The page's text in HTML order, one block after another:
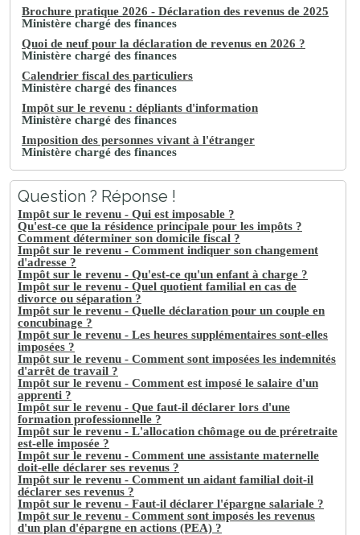
Brochure pratique 2026 - Déclaration des revenus de 2025
Ministère chargé des finances
Quoi de neuf pour la déclaration de revenus en 2026 ?
Ministère chargé des finances
Calendrier fiscal des particuliers
Ministère chargé des finances
Impôt sur le revenu : dépliants d'information
Ministère chargé des finances
Imposition des personnes vivant à l'étranger
Ministère chargé des finances
Question ? Réponse !
Impôt sur le revenu - Qui est imposable ?
Qu'est-ce que la résidence principale pour les impôts ?
Comment déterminer son domicile fiscal ?
Impôt sur le revenu - Comment indiquer son changement
d'adresse ?
Impôt sur le revenu - Qu'est-ce qu'un enfant à charge ?
Impôt sur le revenu - Quel quotient familial en cas de
divorce ou séparation ?
Impôt sur le revenu - Quelle déclaration pour un couple en
concubinage ?
Impôt sur le revenu - Les heures supplémentaires sont-elles
imposées ?
Impôt sur le revenu - Comment sont imposées les indemnités
d'arrêt de travail ?
Impôt sur le revenu - Comment est imposé le salaire d'un
apprenti ?
Impôt sur le revenu - Que faut-il déclarer lors d'une
formation professionnelle ?
Impôt sur le revenu - L'allocation chômage ou de préretraite
est-elle imposée ?
Impôt sur le revenu - Comment une assistante maternelle
doit-elle déclarer ses revenus ?
Impôt sur le revenu - Comment un aidant familial doit-il
déclarer ses revenus ?
Impôt sur le revenu - Faut-il déclarer l'épargne salariale ?
Impôt sur le revenu - Comment sont imposés les revenus
d'un plan d'épargne en actions (PEA) ?